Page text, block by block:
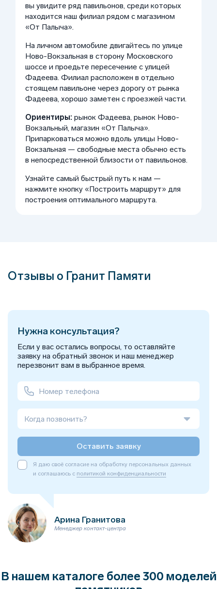
вы увидите ряд павильонов, среди которых
находится наш филиал рядом с магазином
«От Палыча».
На личном автомобиле двигайтесь по улице
Ново-Вокзальная в сторону Московского
шоссе и проедьте пересечение с улицей
Фадеева. Филиал расположен в отдельно
стоящем павильоне через дорогу от рынка
Фадеева, хорошо заметен с проезжей части.
Ориентиры: рынок Фадеева, рынок Ново-
Вокзальный, магазин «От Палыча».
Припарковаться можно вдоль улицы Ново-
Вокзальная — свободные места обычно есть
в непосредственной близости от павильонов.
Узнайте самый быстрый путь к нам —
нажмите кнопку «Построить маршрут» для
построения оптимального маршрута.
Отзывы о Гранит Памяти
Нужна консультация?
Если у вас остались вопросы, то оставляйте
заявку на обратный звонок и наш менеджер
перезвонит вам в выбранное время.
Когда позвонить?
Оставить заявку
Я даю своё согласие на обработку персональных данных
и соглашаюсь с политикой конфиденциальности
Арина Гранитова
Менеджер контакт-центра
В нашем каталоге более 300 моделей